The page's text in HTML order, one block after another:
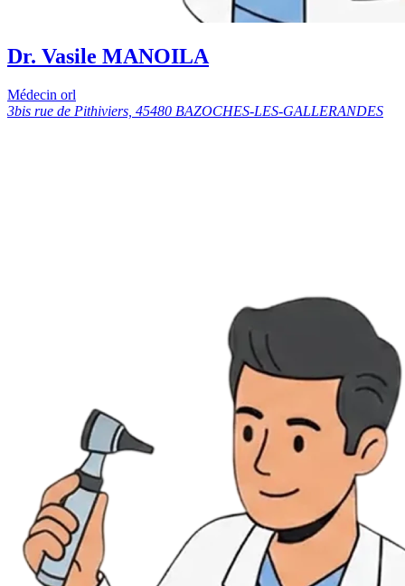
Dr. Vasile MANOILA
Médecin orl
3bis rue de Pithiviers, 45480 BAZOCHES-LES-GALLERANDES